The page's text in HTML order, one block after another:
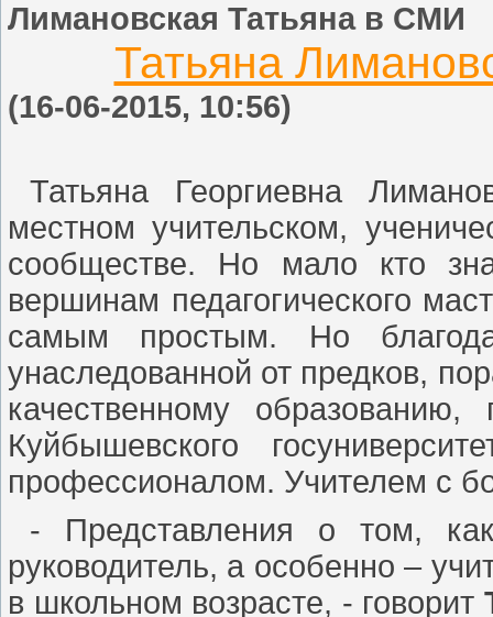
Лимановская Татьяна в СМИ
Татьяна
(16-06-2015, 10:56)
Татьяна Георгиевна
местном учительском,
сообществе. Но мало кто
вершинам педагогического
самым простым. Но
унаследованной от предков,
качественному
Куйбышевского
профессионалом. Учителем с
- Представления о том,
руководитель, а особенно –
в школьном возрасте, - говорит